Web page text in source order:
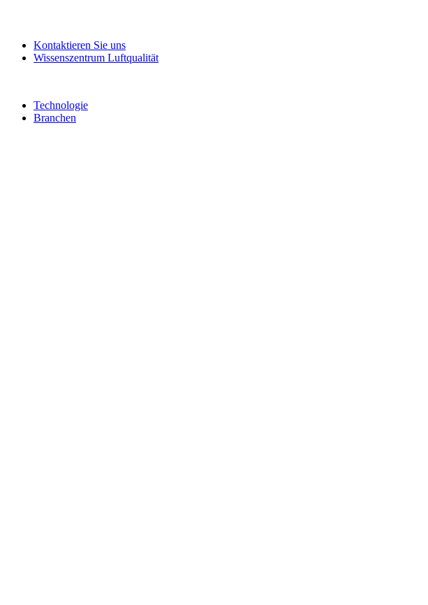
Kontaktieren Sie uns
Wissenszentrum Luftqualität
Technologie
Branchen